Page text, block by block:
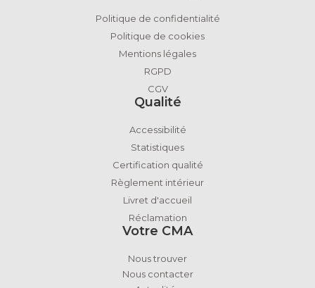
Politique de confidentialité
Politique de cookies
Mentions légales
RGPD
CGV
Qualité
Accessibilité
Statistiques
Certification qualité
Règlement intérieur
Livret d'accueil
Réclamation
Votre CMA
Nous trouver
Nous contacter